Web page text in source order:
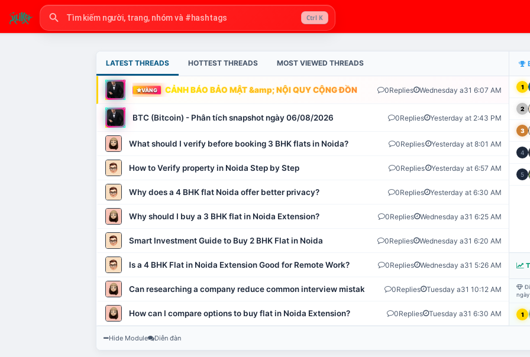
Ctrl K
LATEST THREADS HOTTEST THREADS MOST VIEWED THREADS
VÀNG CẢNH BÁO BẢO MẬT &amp; NỘI QUY CỘNG ĐỒNG VLIKE.VN: HỆ THỐNG GIÁM SÁT TỰ
0Replies Wednesday a31 6:07 AM
BTC (Bitcoin) - Phân tích snapshot ngày 06/08/2026 0Replies Yesterday at 2:43 PM
What should I verify before booking 3 BHK flats in Noida? 0Replies Yesterday at 8:01 AM
How to Verify property in Noida Step by Step 0Replies Yesterday at 6:57 AM
Why does a 4 BHK flat Noida offer better privacy? 0Replies Yesterday at 6:30 AM
Why should I buy a 3 BHK flat in Noida Extension? 0Replies Wednesday a31 6:25 AM
Smart Investment Guide to Buy 2 BHK Flat in Noida 0Replies Wednesday a31 6:20 AM
Is a 4 BHK Flat in Noida Extension Good for Remote Work? 0Replies Wednesday a31 5:26 AM
Can researching a company reduce common interview mistakes? 0Replies Tuesday a31 10:12 AM
How can I compare options to buy flat in Noida Extension? 0Replies Tuesday a31 6:30 AM
1
2
3
4
5
1
Hide Module Diễn đàn